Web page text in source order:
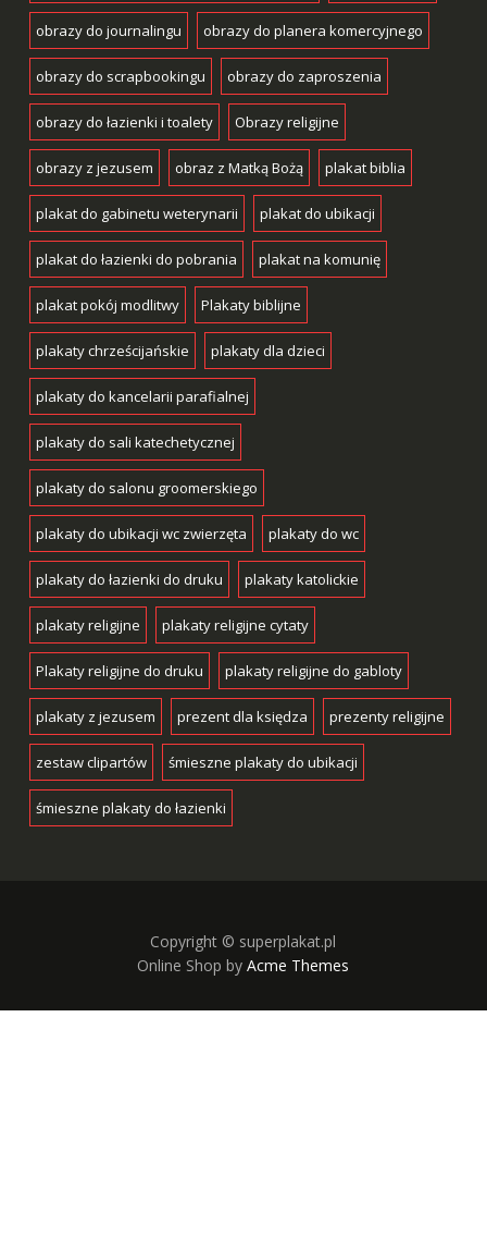
obrazy do journalingu obrazy do planera komercyjnego
obrazy do scrapbookingu obrazy do zaproszenia
obrazy do łazienki i toalety Obrazy religijne
obrazy z jezusem obraz z Matką Bożą plakat biblia
plakat do gabinetu weterynarii plakat do ubikacji
plakat do łazienki do pobrania plakat na komunię
plakat pokój modlitwy Plakaty biblijne
plakaty chrześcijańskie plakaty dla dzieci
plakaty do kancelarii parafialnej
plakaty do sali katechetycznej
plakaty do salonu groomerskiego
plakaty do ubikacji wc zwierzęta plakaty do wc
plakaty do łazienki do druku plakaty katolickie
plakaty religijne plakaty religijne cytaty
Plakaty religijne do druku plakaty religijne do gabloty
plakaty z jezusem prezent dla księdza prezenty religijne
zestaw clipartów śmieszne plakaty do ubikacji
śmieszne plakaty do łazienki
Copyright © superplakat.pl
Online Shop byAcme Themes